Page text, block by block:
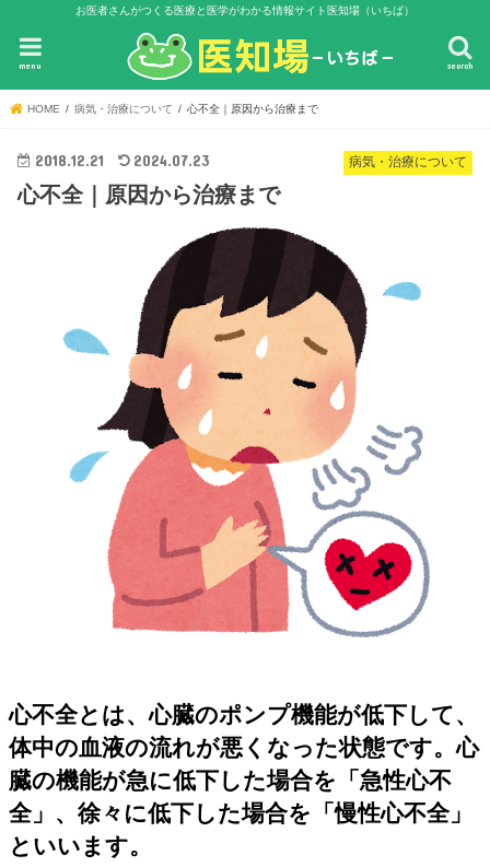
お医者さんがつくる医療と医学がわかる情報サイト医知場（いちば）
search
menu
HOME 病気・治療について 心不全｜原因から治療まで
病気・治療について
2018.12.21 2024.07.23
心不全｜原因から治療まで
心不全とは、心臓のポンプ機能が低下して、
体中の血液の流れが悪くなった状態です。心
臓の機能が急に低下した場合を「急性心不
全」、徐々に低下した場合を「慢性心不全」
といいます。